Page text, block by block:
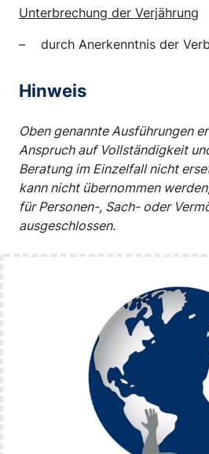
Unterbrechung der Verjährung
– durch Anerkenntnis der
Hinweis
Oben genannte Ausführungen
Anspruch auf Vollständigkeit
Beratung im Einzelfall nicht
kann nicht übernommen
für Personen-, Sach- oder
ausgeschlossen.